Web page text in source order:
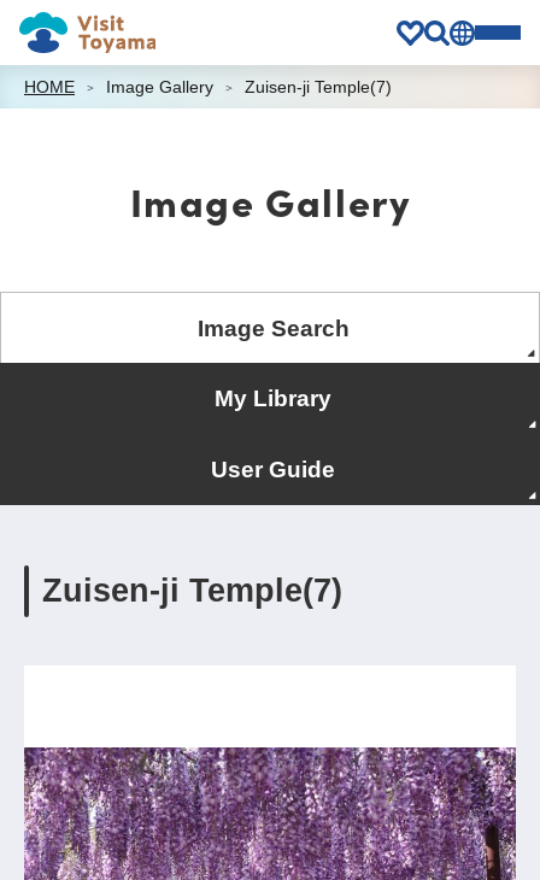
HOME Image Gallery Zuisen-ji Temple(7)
Image Gallery
Image Search
My Library
User Guide
Zuisen-ji Temple(7)